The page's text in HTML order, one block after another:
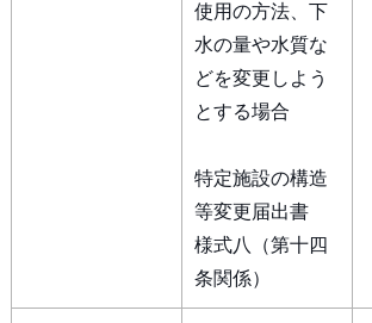
使用の方法、下
水の量や水質な
どを変更しよう
とする場合
特定施設の構造
等変更届出書
様式八（第十四
条関係）